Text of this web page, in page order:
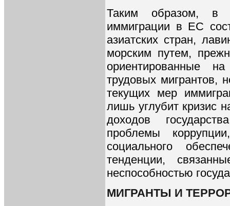
Таким образом, в
иммиграции в ЕС
азиатских стран,
морским путем,
ориентированные
трудовых мигрантов,
текущих мер
лишь углубит кризис
доходов
проблемы
социального
тенденции,
неспособностью
МИГРАНТЫ И